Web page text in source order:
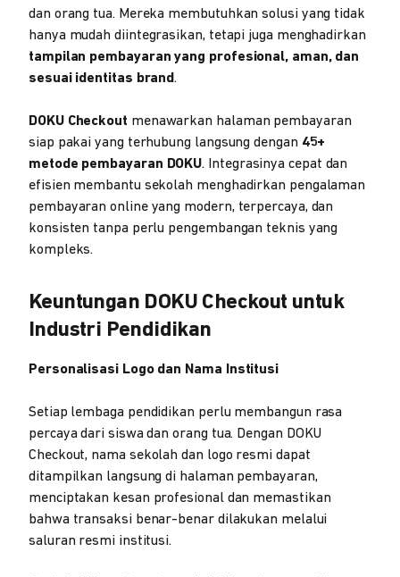
dan orang tua. Mereka membutuhkan solusi yang tidak
hanya mudah diintegrasikan, tetapi juga menghadirkan
tampilan pembayaran yang profesional, aman, dan
sesuai identitas brand.
DOKU Checkout menawarkan halaman pembayaran
siap pakai yang terhubung langsung dengan 45+
metode pembayaran DOKU. Integrasinya cepat dan
efisien membantu sekolah menghadirkan pengalaman
pembayaran online yang modern, terpercaya, dan
konsisten tanpa perlu pengembangan teknis yang
kompleks.
Keuntungan DOKU Checkout untuk
Industri Pendidikan
Personalisasi Logo dan Nama Institusi
Setiap lembaga pendidikan perlu membangun rasa
percaya dari siswa dan orang tua. Dengan DOKU
Checkout, nama sekolah dan logo resmi dapat
ditampilkan langsung di halaman pembayaran,
menciptakan kesan profesional dan memastikan
bahwa transaksi benar-benar dilakukan melalui
saluran resmi institusi.